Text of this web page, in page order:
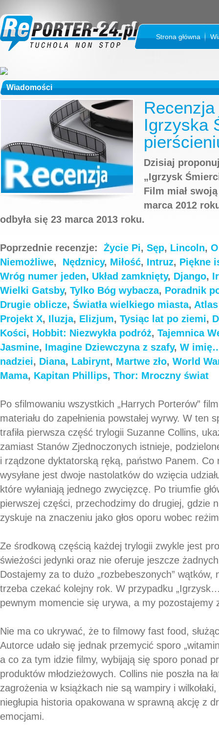
Strona główna
Wiadomości
Igrzyska
Dzisiaj
„Igrzysk
Film miał
marca 2012
odbyła się 23 marca 2013 roku.
Poprzednie recenzje: Życie Pi, Sęp, Lincoln,
Niemożliwe, Nędznicy, Miłość, Intruz, Piękne
Wróg numer jeden, Układ zamknięty, Django,
Wielki Gatsby, Tylko Bóg wybacza, Poradnik
Drugie oblicze, Światła wielkiego miasta,
Projekt X, Iluzja, Elizjum, Tysiąc lat po ziemi,
Kości, Hobbit: Niezwykła podróż, Tajemnica
Jasmine, Imagine Dziewczyna z szafy, W
nadziei, Diana, Labirynt, Martwe zło, World
Mama, Kapitan Phillips, Thor: Mroczny świat
Po sfilmowaniu wszystkich „Harrych Porterów”
materiału do zapełnienia powstałej wyrwy. W ten
trafiła pierwsza część trylogii Suzanne Collins,
zamiast Stanów Zjednoczonych istnieje,
i rządzone dyktatorską ręką, państwo Panem.
wysyłane jest dwoje nastolatków do wzięcia
które wyłaniają jednego zwycięzcę. Po triumfie
pierwszej części, przechodzimy do drugiej, gdzie
zyskuje na znaczeniu jako głos oporu wobec
Ze środkową częścią każdej trylogii zwykle jest
świeżości jedynki oraz nie oferuje jeszcze
Dostajemy za to dużo „rozbebeszonych” wątków,
trzeba czekać kolejny rok. W przypadku
pewnym momencie się urywa, a my pozostajemy
Nie ma co ukrywać, że to filmowy fast food,
Autorce udało się jednak przemycić sporo
a co za tym idzie filmy, wybijają się sporo ponad
produktów młodzieżowych. Collins nie poszła na
zagrożenia w książkach nie są wampiry i
niegłupia historia opakowana w sprawną akcję z
emocjami.